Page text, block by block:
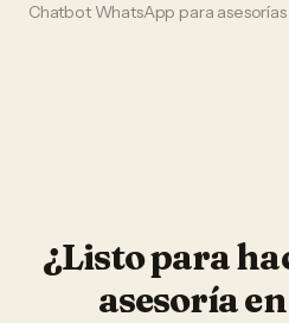
Chatbot WhatsApp para
¿Listo para
asesoríaen